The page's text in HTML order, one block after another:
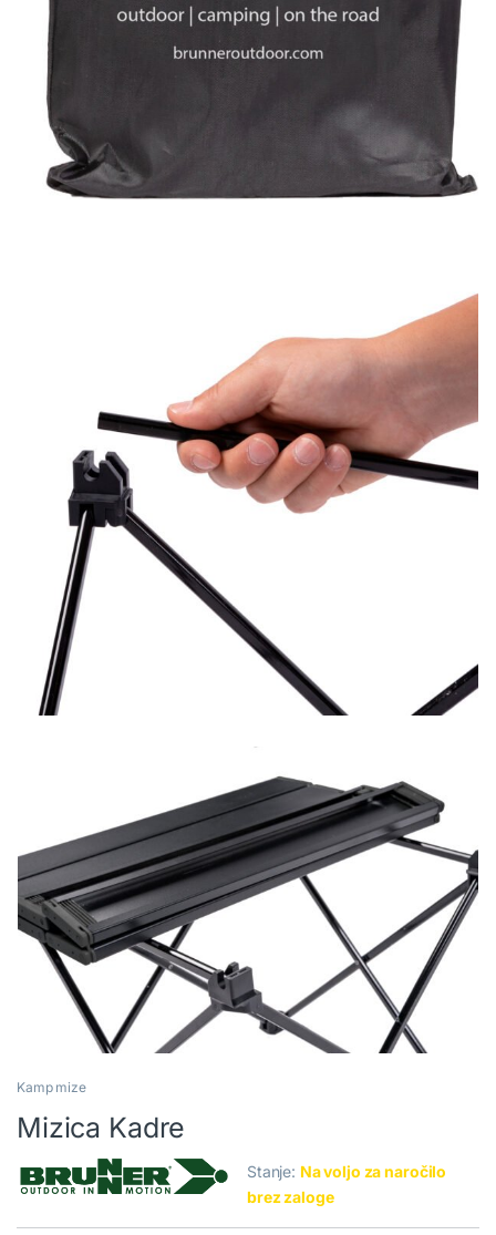
Kamp mize
Mizica Kadre
Stanje: Na voljo za naročilo
brez zaloge